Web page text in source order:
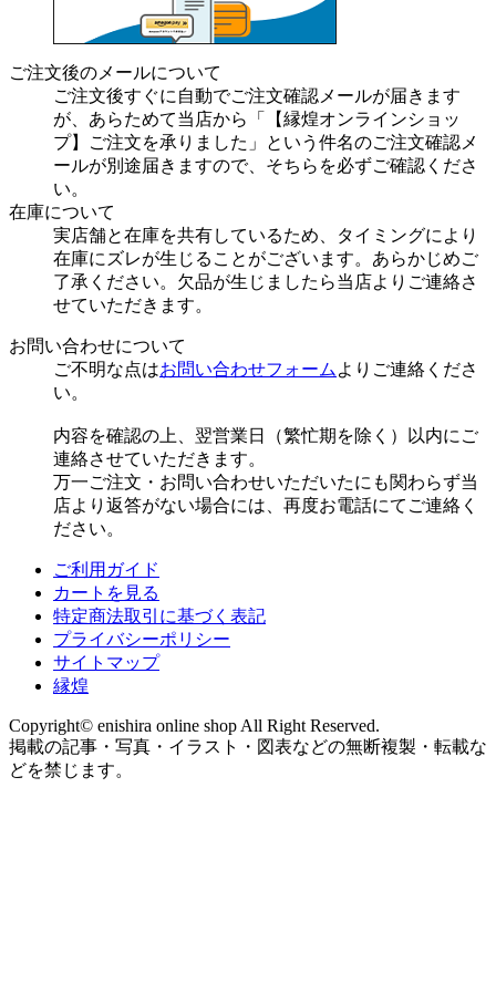
ご注文後のメールについて
ご注文後すぐに自動でご注文確認メールが届きます
が、あらためて当店から「【縁煌オンラインショッ
プ】ご注文を承りました」という件名のご注文確認メ
ールが別途届きますので、そちらを必ずご確認くださ
い。
在庫について
実店舗と在庫を共有しているため、タイミングにより
在庫にズレが生じることがございます。あらかじめご
了承ください。欠品が生じましたら当店よりご連絡さ
せていただきます。
お問い合わせについて
ご不明な点はお問い合わせフォーム よりご連絡くださ
い。
内容を確認の上、翌営業日（繁忙期を除く）以内にご
連絡させていただきます。
万一ご注文・お問い合わせいただいたにも関わらず当
店より返答がない場合には、再度お電話にてご連絡く
ださい。
ご利用ガイド
カートを見る
特定商法取引に基づく表記
プライバシーポリシー
サイトマップ
縁煌
Copyright© enishira online shop All Right Reserved.
掲載の記事・写真・イラスト・図表などの無断複製・転載な
どを禁じます。